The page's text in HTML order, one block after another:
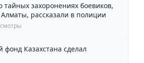
тайных захоронениях боевиков,
рассказали в полиции
Казахстана сделал